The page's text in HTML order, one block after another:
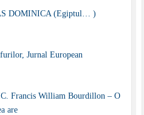
DOMINICA (Egiptul… )
Jurnal European
Francis William Bourdillon – O
are